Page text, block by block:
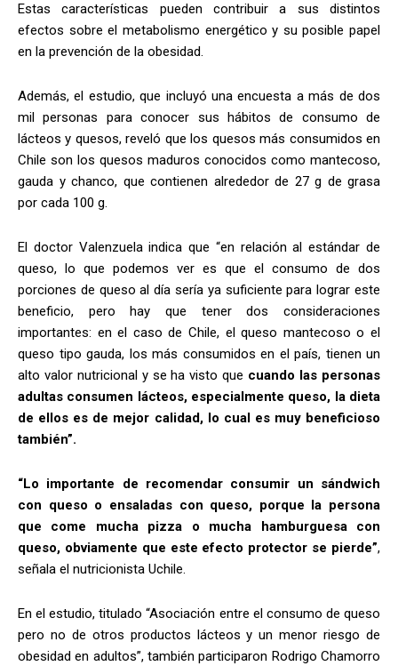
Estas características pueden contribuir a sus distintos
efectos sobre el metabolismo energético y su posible papel
en la prevención de la obesidad.
Además, el estudio, que incluyó una encuesta a más de dos
mil personas para conocer sus hábitos de consumo de
lácteos y quesos, reveló que los quesos más consumidos en
Chile son los quesos maduros conocidos como mantecoso,
gauda y chanco, que contienen alrededor de 27 g de grasa
por cada 100 g.
El doctor Valenzuela indica que “en relación al estándar de
queso, lo que podemos ver es que el consumo de dos
porciones de queso al día sería ya suficiente para lograr este
beneficio, pero hay que tener dos consideraciones
importantes: en el caso de Chile, el queso mantecoso o el
queso tipo gauda, los más consumidos en el país, tienen un
alto valor nutricional y se ha visto que cuando las personas
adultas consumen lácteos, especialmente queso, la dieta
de ellos es de mejor calidad, lo cual es muy beneficioso
también”.
“Lo importante de recomendar consumir un sándwich
con queso o ensaladas con queso, porque la persona
que come mucha pizza o mucha hamburguesa con
queso, obviamente que este efecto protector se pierde”,
señala el nutricionista Uchile.
En el estudio, titulado “Asociación entre el consumo de queso
pero no de otros productos lácteos y un menor riesgo de
obesidad en adultos”, también participaron Rodrigo Chamorro